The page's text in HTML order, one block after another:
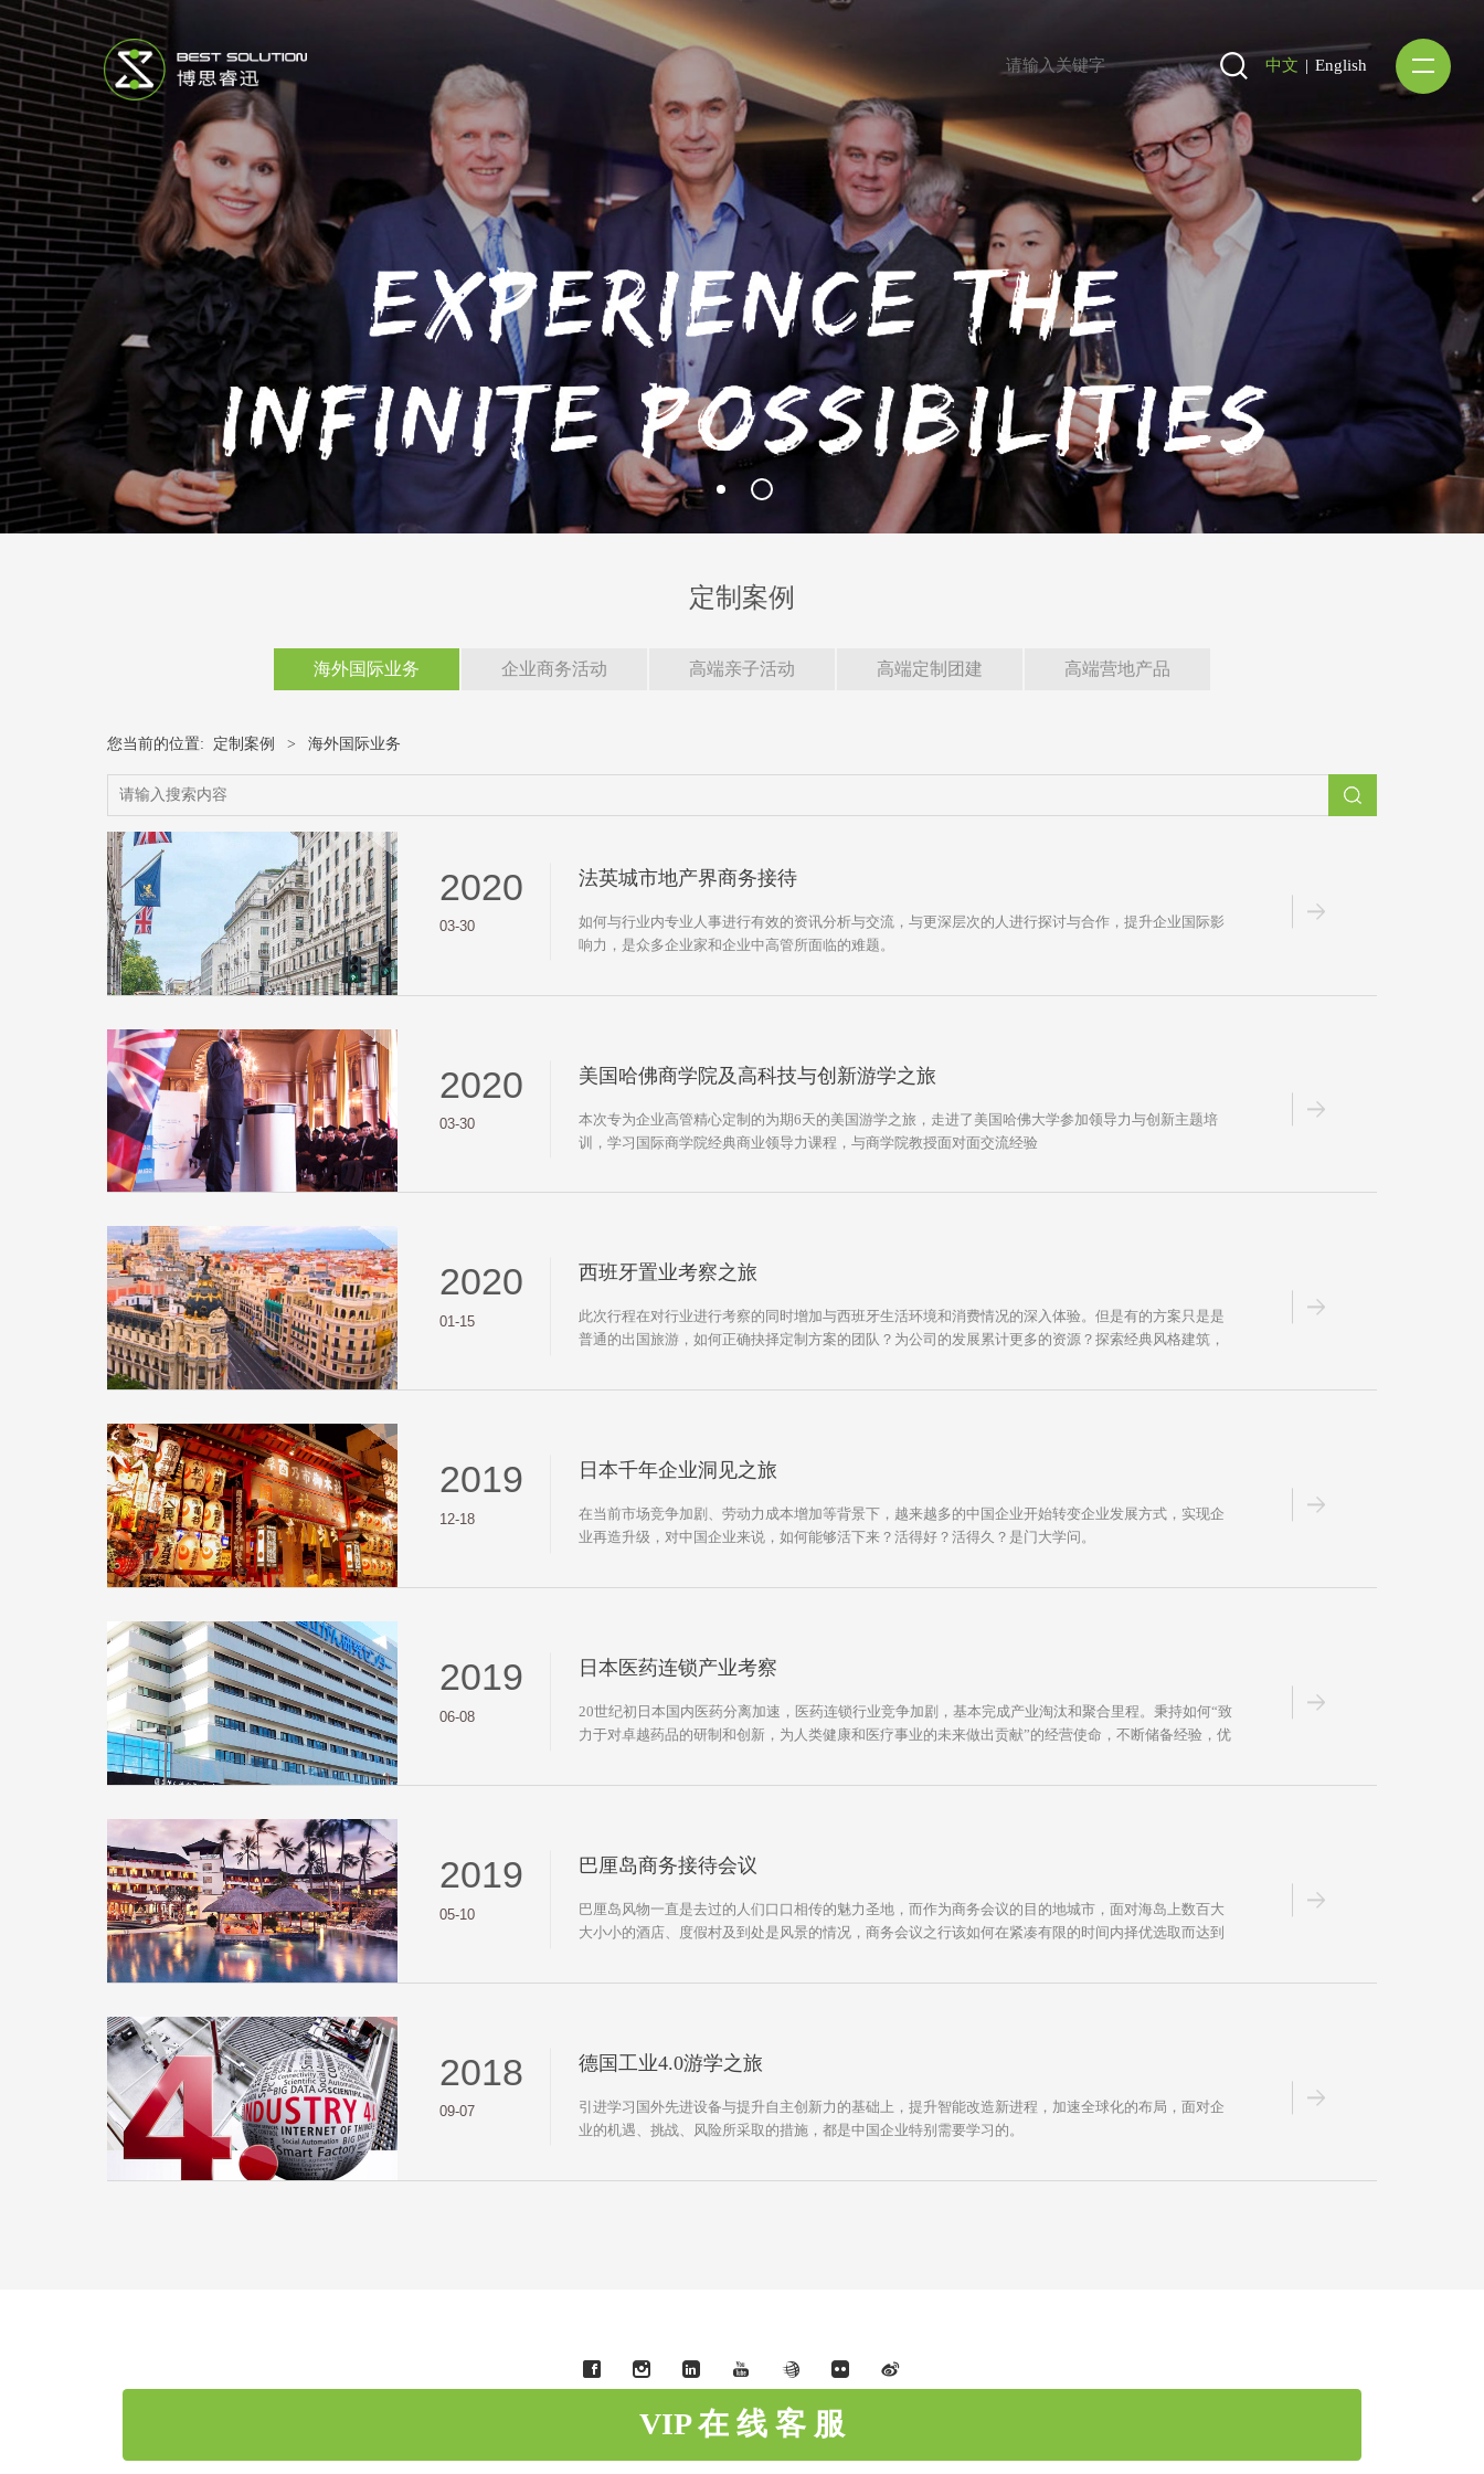
中文 | English
定制案例
海外国际业务 企业商务活动 高端亲子活动 高端定制团建 高端营地产品
您当前的位置: 定制案例 > 海外国际业务
2020
03-30
法英城市地产界商务接待
如何与行业内专业人事进行有效的资讯分析与交流，与更深层次的人进行探讨与合作，提升企业国际影
响力，是众多企业家和企业中高管所面临的难题。
2020
03-30
美国哈佛商学院及高科技与创新游学之旅
本次专为企业高管精心定制的为期6天的美国游学之旅，走进了美国哈佛大学参加领导力与创新主题培
训，学习国际商学院经典商业领导力课程，与商学院教授面对面交流经验
2020
01-15
西班牙置业考察之旅
此次行程在对行业进行考察的同时增加与西班牙生活环境和消费情况的深入体验。但是有的方案只是是
普通的出国旅游，如何正确抉择定制方案的团队？为公司的发展累计更多的资源？探索经典风格建筑，
2019
12-18
日本千年企业洞见之旅
在当前市场竞争加剧、劳动力成本增加等背景下，越来越多的中国企业开始转变企业发展方式，实现企
业再造升级，对中国企业来说，如何能够活下来？活得好？活得久？是门大学问。
2019
06-08
日本医药连锁产业考察
20世纪初日本国内医药分离加速，医药连锁行业竞争加剧，基本完成产业淘汰和聚合里程。秉持如何“致
力于对卓越药品的研制和创新，为人类健康和医疗事业的未来做出贡献”的经营使命，不断储备经验，优
2019
05-10
巴厘岛商务接待会议
巴厘岛风物一直是去过的人们口口相传的魅力圣地，而作为商务会议的目的地城市，面对海岛上数百大
大小小的酒店、度假村及到处是风景的情况，商务会议之行该如何在紧凑有限的时间内择优选取而达到
2018
09-07
德国工业4.0游学之旅
引进学习国外先进设备与提升自主创新力的基础上，提升智能改造新进程，加速全球化的布局，面对企
业的机遇、挑战、风险所采取的措施，都是中国企业特别需要学习的。
VIP 在 线 客 服